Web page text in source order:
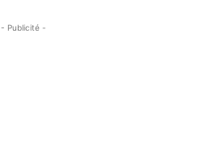
- Publicité -